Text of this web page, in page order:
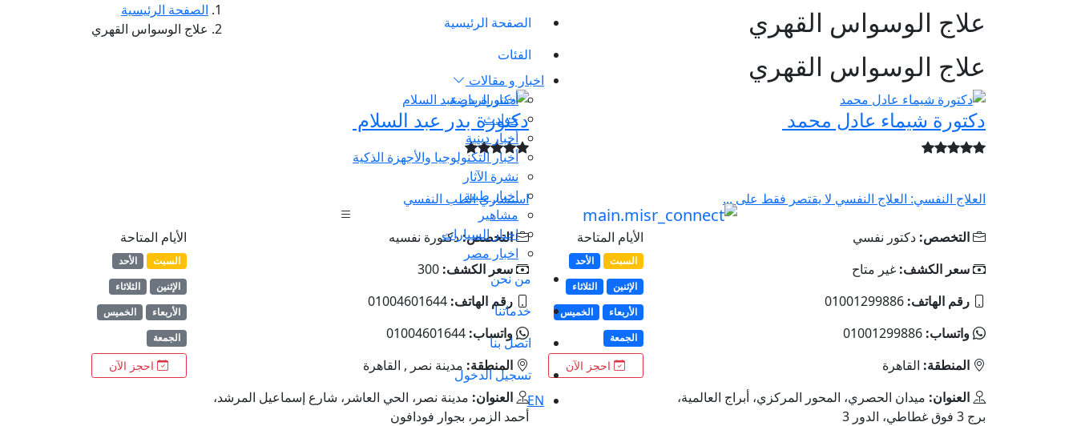
الصفحة الرئيسية
الفئات
اخبار و مقالات
أخبار الرياضة
حوادث
أخبار دينية
أخبار التكنولوجيا والأجهزة الذكية
نشرة الآثار
اخبار طبية
مشاهير
اخبار السيارات
اخبار مصر
من نحن
خدماتنا
اتصل بنا
تسجيل الدخول
EN
علاج الوسواس القهري
الصفحة الرئيسية
علاج الوسواس القهري
علاج الوسواس القهري
دكتورة شيماء عادل محمد
العلاج النفسي: العلاج النفسي لا يقتصر فقط على ...
التخصص: دكتور نفسي
سعر الكشف: غير متاح
رقم الهاتف: 01001299886
واتساب: 01001299886
المنطقة: القاهرة
العنوان: ميدان الحصري، المحور المركزي، أبراج العالمية،
برج 3 فوق غطاطي، الدور 3
الأيام المتاحة
السبت
الأحد
الإثنين
الثلاثاء
الأربعاء
الخميس
الجمعة
احجز الآن
دكتورة بدر عبد السلام
استشاري الطب النفسي
التخصص:دكتورة نفسيه
سعر الكشف: 300
رقم الهاتف: 01004601644
واتساب: 01004601644
المنطقة: مدينة نصر , القاهرة
العنوان: مدينة نصر، الحي العاشر، شارع إسماعيل المرشد،
أحمد الزمر، بجوار فودافون
الأيام المتاحة
السبت
الأحد
الإثنين
الثلاثاء
الأربعاء
الخميس
الجمعة
احجز الآن